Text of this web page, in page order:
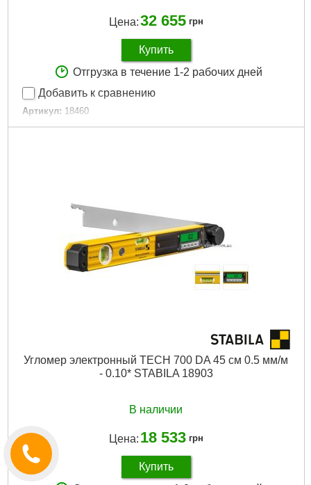
Цена:32 655 грн
Купить
Отгрузка в течение 1-2 рабочих дней
Добавить к сравнению
Артикул: 18460
Код товара: 23.07.69
Угломер электронный TECH 700 DA 45 см 0.5 мм/м
- 0.10* STABILA 18903
В наличии
Цена: 18 533 грн
Купить